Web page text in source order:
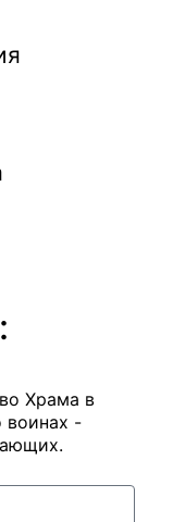
Храма в
воинах -